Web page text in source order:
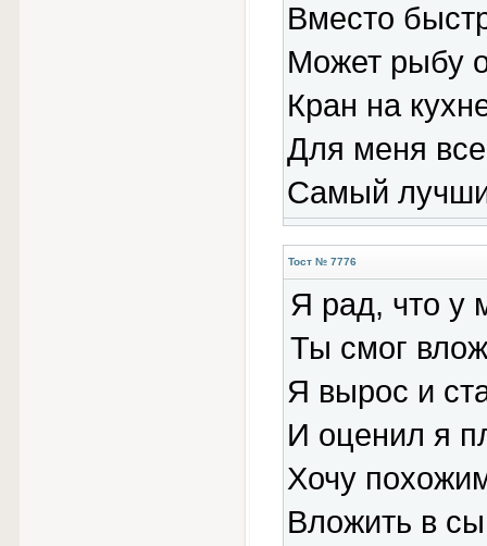
Вместо
Может рыбу
Кран на
Для меня
Самый
Тост № 7776
Я рад, что у
Ты смог
Я вырос и
И оценил я
Хочу
Вложить в